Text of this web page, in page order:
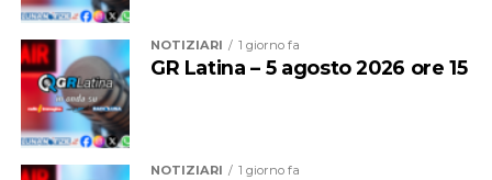
NOTIZIARI 1 giorno fa
GR Latina – 5 agosto 2026 ore 15
NOTIZIARI 1 giorno fa